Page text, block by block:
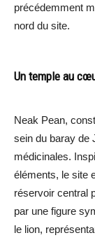
précédemment
nord du site.
Un temple au
Neak Pean,
sein du baray de
médicinales.
éléments, le site
réservoir central
par une figure
le lion,